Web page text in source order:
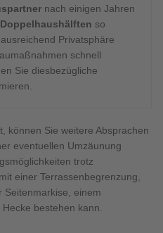
nach einigen Jahren
Doppelhaushälften so
Privatsphäre
schnell
Sie diesbezügliche
können Sie weitere Absprachen
eventuellen Umzäunung
trotz
einer Terrassenbegrenzung,
Seitenmarkise, einem
bestehen kann.